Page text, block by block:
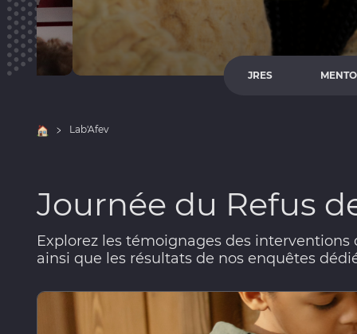
JRES
AccueilLab'Afev
Journée du Refus
Explorez les témoignages des
ainsi que les résultats de nos enquêtes